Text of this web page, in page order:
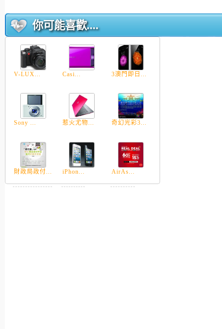
你可能喜歡....
V-LUX... Casi... 3澳門即日...
Sony ... 惹火尤物... 奇幻光彩3...
財政局政付... iPhon... AirAs...